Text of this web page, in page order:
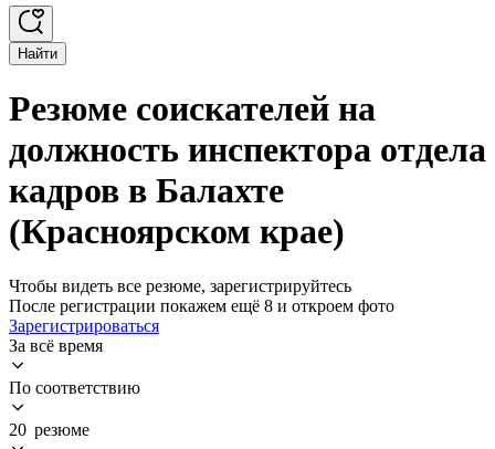
Найти
Резюме соискателей на
должность инспектора отдела
кадров в Балахте
(Красноярском крае)
Чтобы видеть все резюме, зарегистрируйтесь
После регистрации покажем ещё 8 и откроем фото
Зарегистрироваться
За всё время
По соответствию
20 резюме